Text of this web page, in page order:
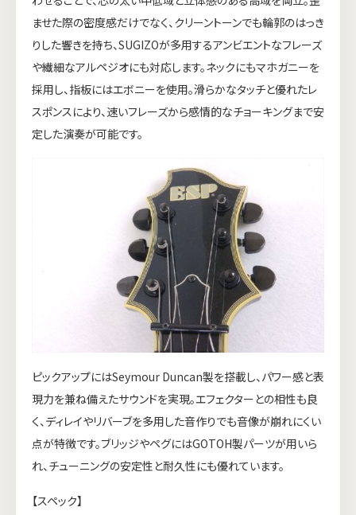
ませた際の密度感だけでなく、クリーントーンでも輪郭のはっき
りした響きを持ち、SUGIZOが多用するアンビエントなフレーズ
や繊細なアルペジオにも対応します。ネックにもマホガニーを
採用し、指板にはエボニーを使用。滑らかなタッチと優れたレ
スポンスにより、速いフレーズから感情的なチョーキングまで安
定した演奏が可能です。
ピックアップにはSeymour Duncan製を搭載し、パワー感と表
現力を兼ね備えたサウンドを実現。エフェクターとの相性も良
く、ディレイやリバーブを多用した音作りでも音像が崩れにくい
点が特徴です。ブリッジやペグにはGOTOH製パーツが用いら
れ、チューニングの安定性と耐久性にも優れています。
【スペック】